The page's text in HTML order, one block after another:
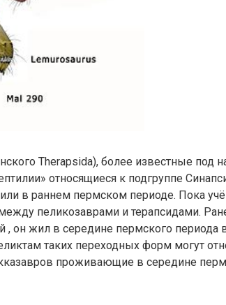
Therapsida), более известные под
относящиеся к подгруппе
в раннем пермском периоде. Пока
пеликозаврами и терапсидами.
, он жил в середине пермского периода
таких переходных форм могут
проживающие в середине